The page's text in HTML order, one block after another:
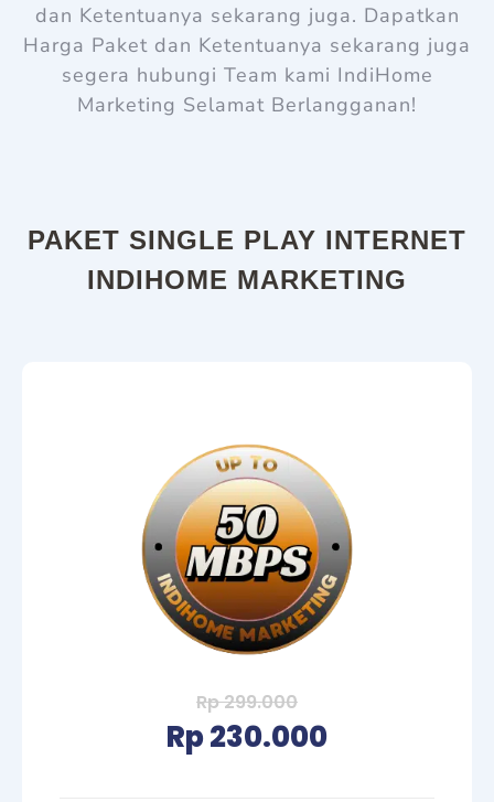
dan Ketentuanya sekarang juga. Dapatkan
Harga Paket dan Ketentuanya sekarang juga
segera hubungi Team kami IndiHome
Marketing Selamat Berlangganan!
PAKET SINGLE PLAY INTERNET
INDIHOME MARKETING
Rp 299.000
Rp 230.000